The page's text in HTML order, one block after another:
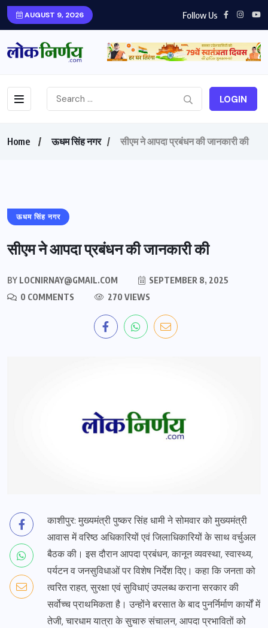
AUGUST 9, 2026 Follow Us
LOGIN
Home ऊधम सिंह नगर सीएम ने आपदा प्रबंधन की जानकारी की
ऊधम सिंह नगर
सीएम ने आपदा प्रबंधन की जानकारी की
BY LOCNIRNAY@GMAIL.COM
SEPTEMBER 8, 2025
0 COMMENTS
270 VIEWS
काशीपुर: मुख्यमंत्री पुष्कर सिंह धामी ने सोमवार को मुख्यमंत्री
आवास में वरिष्ठ अधिकारियों एवं जिलाधिकारियों के साथ वर्चुअल
बैठक की। इस दौरान आपदा प्रबंधन, कानून व्यवस्था, स्वास्थ्य,
पर्यटन व जनसुविधाओं पर विशेष निर्देश दिए। कहा कि जनता को
त्वरित राहत, सुरक्षा एवं सुविधाएं उपलब्ध कराना सरकार की
सर्वोच्च प्राथमिकता है। उन्होंने बरसात के बाद पुनर्निर्माण कार्यों में
तेजी, चारधाम यात्रा के सुचारु संचालन, आपदा प्रभावितों को